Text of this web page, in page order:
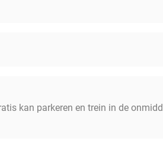
kan parkeren en trein in de